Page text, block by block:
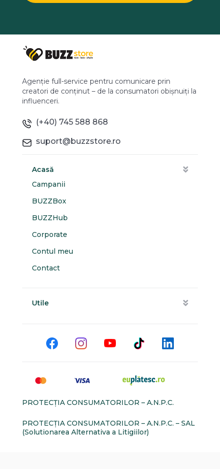
Agenție full-service pentru comunicare prin
creatori de conținut – de la consumatori obișnuiți la
influenceri.
(+40) 745 588 868
suport@buzzstore.ro
Acasă
Campanii
BUZZBox
BUZZHub
Corporate
Contul meu
Contact
Utile
PROTECŢIA CONSUMATORILOR – A.N.P.C.
PROTECŢIA CONSUMATORILOR – A.N.P.C. – SAL
(Solutionarea Alternativa a Litigiilor)